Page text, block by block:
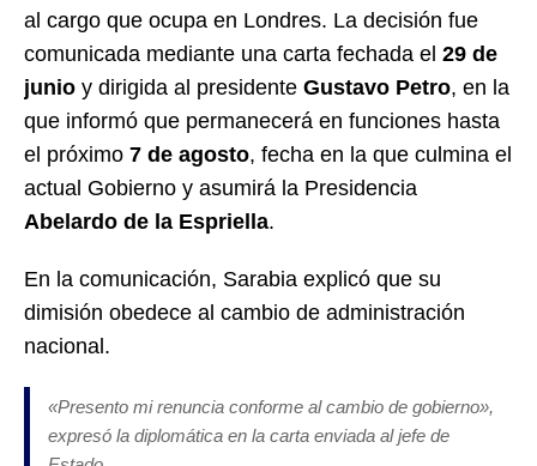
al cargo que ocupa en Londres. La decisión fue
comunicada mediante una carta fechada el 29 de
junio y dirigida al presidente Gustavo Petro, en la
que informó que permanecerá en funciones hasta
el próximo 7 de agosto, fecha en la que culmina el
actual Gobierno y asumirá la Presidencia
Abelardo de la Espriella.
En la comunicación, Sarabia explicó que su
dimisión obedece al cambio de administración
nacional.
«Presento mi renuncia conforme al cambio de gobierno»,
expresó la diplomática en la carta enviada al jefe de